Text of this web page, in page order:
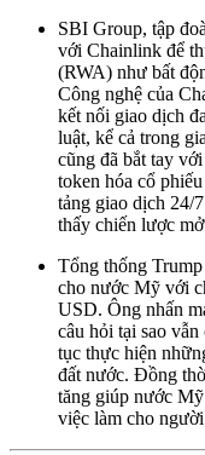
SBI Group, tập
với Chainlink để
(RWA) như bất
Công nghệ của
kết nối giao dịch
luật, kể cả trong
cũng đã bắt tay
token hóa cổ
tảng giao dịch 24/
thấy chiến lược
Tổng thống
cho nước Mỹ với
USD. Ông nhấn
câu hỏi tại sao
tục thực hiện
đất nước. Đồng
tăng giúp nước
việc làm cho